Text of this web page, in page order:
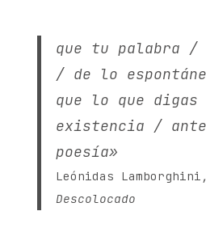
que tu palabra /
/ de lo
que lo que
existencia /
poesía»
Leónidas
Descolocado